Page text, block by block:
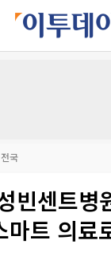
전국
빈센트병
트 의료